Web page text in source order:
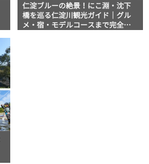
仁淀ブルーの絶景！にこ淵・沈下
橋を巡る仁淀川観光ガイド｜グル
メ・宿・モデルコースまで完全網